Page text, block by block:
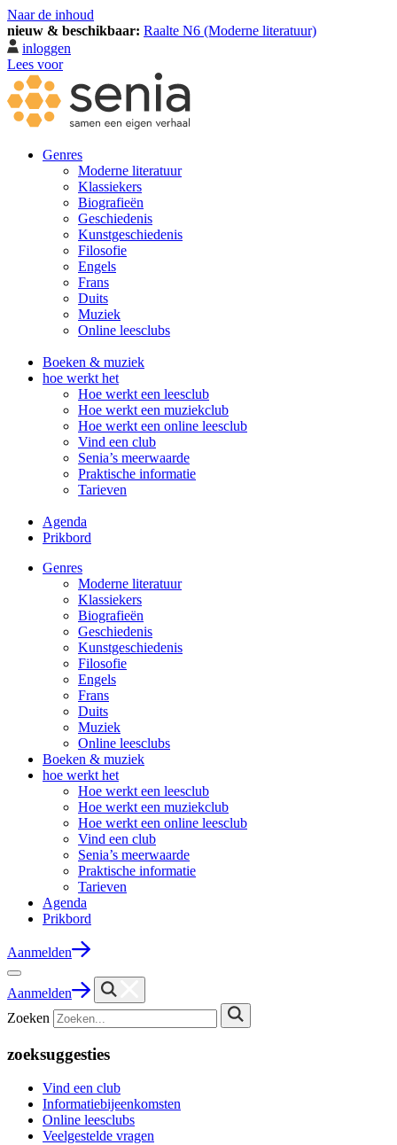
Naar de inhoud
nieuw & beschikbaar: Raalte N6 (Moderne literatuur)
inloggen
Lees voor
Genres
Moderne literatuur
Klassiekers
Biografieën
Geschiedenis
Kunst­geschiedenis
Filosofie
Engels
Frans
Duits
Muziek
Online leesclubs
Boeken & muziek
hoe werkt het
Hoe werkt een leesclub
Hoe werkt een muziekclub
Hoe werkt een online leesclub
Vind een club
Senia’s meerwaarde
Praktische informatie
Tarieven
Agenda
Prikbord
Genres
Moderne literatuur
Klassiekers
Biografieën
Geschiedenis
Kunst­geschiedenis
Filosofie
Engels
Frans
Duits
Muziek
Online leesclubs
Boeken & muziek
hoe werkt het
Hoe werkt een leesclub
Hoe werkt een muziekclub
Hoe werkt een online leesclub
Vind een club
Senia’s meerwaarde
Praktische informatie
Tarieven
Agenda
Prikbord
Aanmelden
Aanmelden
Zoeken
zoeksuggesties
Vind een club
Informatiebijeenkomsten
Online leesclubs
Veelgestelde vragen